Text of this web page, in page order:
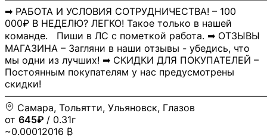
➡ РАБОТА И УСЛОВИЯ СОТРУДНИЧЕСТВА! – 100
000₽ В НЕДЕЛЮ? ЛЕГКО! Такое только в нашей
команде. Пиши в ЛС с пометкой работа. ➡ ОТЗЫВЫ
МАГАЗИНА – Загляни в наши отзывы - убедись, что
мы одни из лучших! ➡ СКИДКИ ДЛЯ ПОКУПАТЕЛЕЙ –
Постоянным покупателям у нас предусмотрены
скидки!
Самара, Тольятти, Ульяновск, Глазов
от 645₽ / 0.31г
~0.00012016 ₿